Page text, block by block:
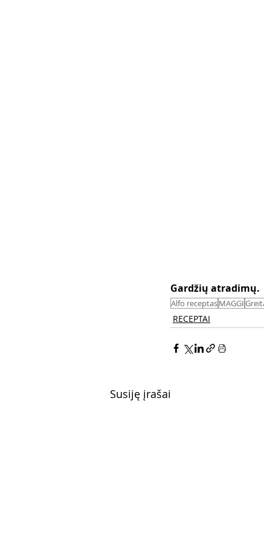
Gardžių atradimų.
Alfo receptasMAGGI
RECEPTAI
Susiję įrašai